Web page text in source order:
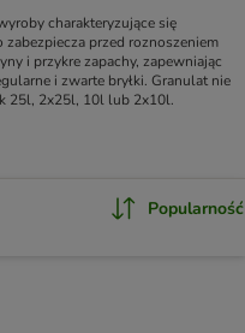
charakteryzujące się
przed roznoszeniem
i przykre zapachy, zapewniając
i zwarte bryłki. Granulat nie
25l, 2x25l, 10l lub 2x10l.
Popularność